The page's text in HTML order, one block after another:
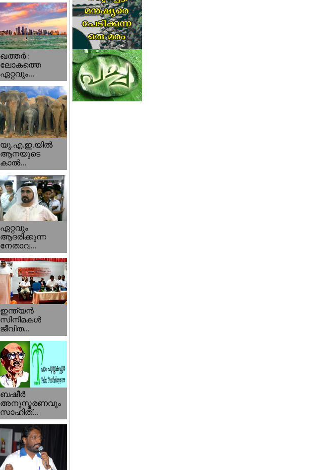
ഖത്തര്‍ :
ലോകത്തെ
ഏറ്റവും...
യു.എ.ഇ.യില്‍
ആനയുടെ
കാല്‍...
ഏറ്റവും
ആദരിക്കുന്ന
നേതാവ...
ഇന്ത്യന്‍
സിനിമകള്‍
ജീവിത...
ബഷീര്‍
അനുസ്മരണവും
സാഹിത്...